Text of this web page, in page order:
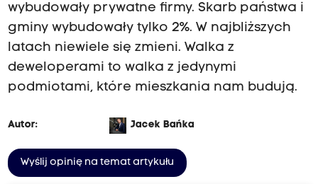
wybudowały prywatne firmy. Skarb państwa i
gminy wybudowały tylko 2%. W najbliższych
latach niewiele się zmieni. Walka z
deweloperami to walka z jedynymi
podmiotami, które mieszkania nam budują.
Autor: Jacek Bańka
Wyślij opinię na temat artykułu